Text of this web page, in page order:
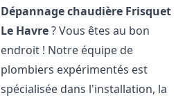
Dépannage chaudière Frisquet
Le Havre? Vous êtes au bon
endroit ! Notre équipe de
plombiers expérimentés est
spécialisée dans l'installation, la